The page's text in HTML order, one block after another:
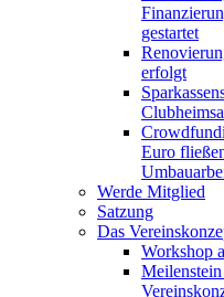
gestartet
erfolgt
Euro
Werde Mitglied
Satzung
Das
Workshop